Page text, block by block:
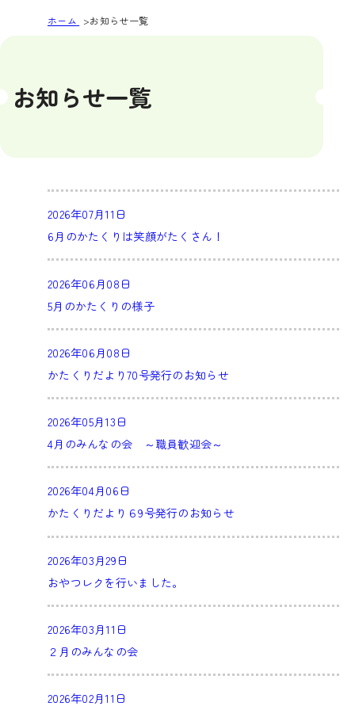
ホーム お知らせ一覧
お知らせ一覧
2026年07月11日
6月のかたくりは笑顔がたくさん！
2026年06月08日
5月のかたくりの様子
2026年06月08日
かたくりだより70号発行のお知らせ
2026年05月13日
4月のみんなの会 ～職員歓迎会～
2026年04月06日
かたくりだより６9号発行のお知らせ
2026年03月29日
おやつレクを行いました。
2026年03月11日
２月のみんなの会
2026年02月11日